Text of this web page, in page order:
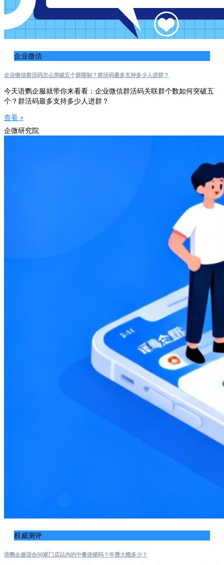
企业微信
企业微信群活码怎么突破五个群限制？群活码最多支持多少人进群？
今天语鹦企服就带你来看看：企业微信群活码关联群个数如何突破五
个？群活码最多支持多少人进群？
查看 »
企微研究院
权威测评
语鹦企服适合50家门店以内的中餐连锁吗？年费大概多少？